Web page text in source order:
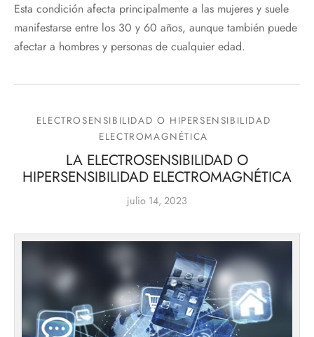
Esta condición afecta principalmente a las mujeres y suele
manifestarse entre los 30 y 60 años, aunque también puede
afectar a hombres y personas de cualquier edad.
ELECTROSENSIBILIDAD O HIPERSENSIBILIDAD
ELECTROMAGNÉTICA
LA ELECTROSENSIBILIDAD O
HIPERSENSIBILIDAD ELECTROMAGNÉTICA
julio 14, 2023